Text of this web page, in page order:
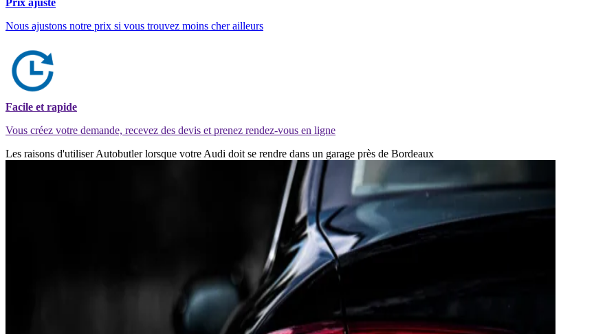
Nous ajustons notre prix si vous trouvez moins cher ailleurs
Facile et rapide
Vous créez votre demande, recevez des devis et prenez rendez-vous en ligne
Les raisons d'utiliser Autobutler lorsque votre Audi doit se rendre dans un garage près de Bordeaux